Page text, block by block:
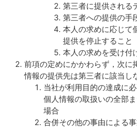
第三者に提供される
第三者への提供の手
本人の求めに応じて
提供を停止すること
本人の求めを受け付
前項の定めにかかわらず，次に
情報の提供先は第三者に該当し
当社が利用目的の達成に
個人情報の取扱いの全部
場合
合併その他の事由による